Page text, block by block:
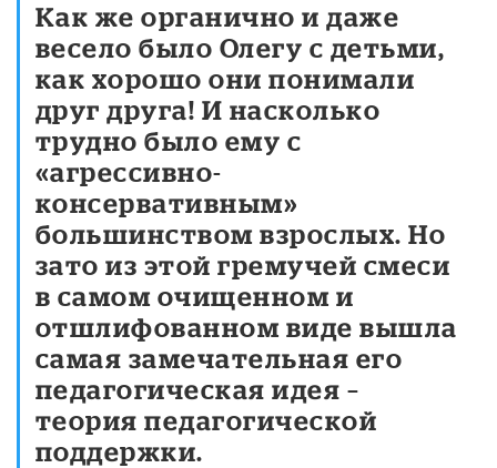
Как же органично и даже
весело было Олегу с детьми,
как хорошо они понимали
друг друга! И насколько
трудно было ему с
«агрессивно-
консервативным»
большинством взрослых. Но
зато из этой гремучей смеси
в самом очищенном и
отшлифованном виде вышла
самая замечательная его
педагогическая идея –
теория педагогической
поддержки.